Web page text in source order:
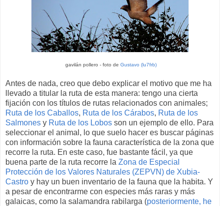
gavilán pollero - foto de Gustavo (lu7frb)
Antes de nada, creo que debo explicar el motivo que me ha
llevado a titular la ruta de esta manera: tengo una cierta
fijación con los títulos de rutas relacionados con animales;
Ruta de los Caballos, Ruta de los Cárabos, Ruta de los
Salmones y Ruta de los Lobos son un ejemplo de ello. Para
seleccionar el animal, lo que suelo hacer es buscar páginas
con información sobre la fauna característica de la zona que
recorre la ruta. En este caso, fue bastante fácil, ya que
buena parte de la ruta recorre la Zona de Especial
Protección de los Valores Naturales (ZEPVN) de Xubia-
Castro y hay un buen inventario de la fauna que la habita. Y
a pesar de encontrarme con especies más raras y más
galaicas, como la salamandra rabilarga (posteriormente, he